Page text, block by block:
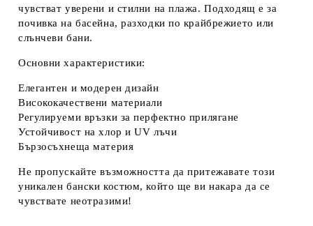
чувстват уверени и стилни на плажа. Подходящ е за
почивка на басейна, разходки по крайбрежието или
слънчеви бани.
Основни характеристики:
Елегантен и модерен дизайн
Висококачествени материали
Регулируеми връзки за перфектно прилягане
Устойчивост на хлор и UV лъчи
Бързосъхнеща материя
Не пропускайте възможността да притежавате този
уникален бански костюм, който ще ви накара да се
чувствате неотразими!